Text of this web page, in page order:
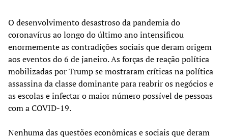
O desenvolvimento desastroso da pandemia do
coronavírus ao longo do último ano intensificou
enormemente as contradições sociais que deram origem
aos eventos do 6 de janeiro. As forças de reação política
mobilizadas por Trump se mostraram críticas na política
assassina da classe dominante para reabrir os negócios e
as escolas e infectar o maior número possível de pessoas
com a COVID-19.
Nenhuma das questões econômicas e sociais que deram